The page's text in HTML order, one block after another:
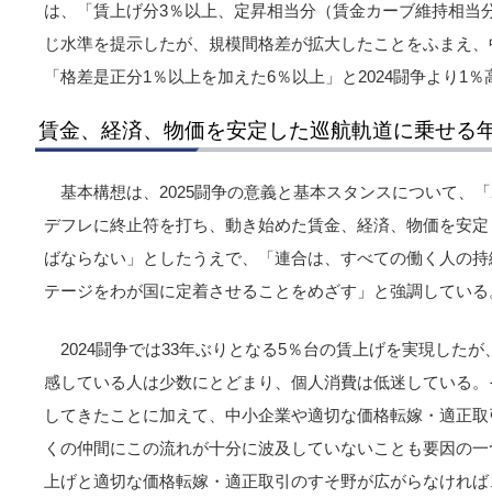
は、「賃上げ分3％以上、定昇相当分（賃金カーブ維持相当
じ水準を提示したが、規模間格差が拡大したことをふまえ
「格差是正分1％以上を加えた6％以上」と2024闘争より1
賃金、経済、物価を安定した巡航軌道に乗せる
基本構想は、2025闘争の意義と基本スタンスについて、
デフレに終止符を打ち、動き始めた賃金、経済、物価を安
ばならない」としたうえで、「連合は、すべての働く人の
テージをわが国に定着させることをめざす」と強調している
2024闘争では33年ぶりとなる5％台の賃上げを実現した
感している人は少数にとどまり、個人消費は低迷している
してきたことに加えて、中小企業や適切な価格転嫁・適正
くの仲間にこの流れが十分に波及していないことも要因の
上げと適切な価格転嫁・適正取引のすそ野が広がらなけれ